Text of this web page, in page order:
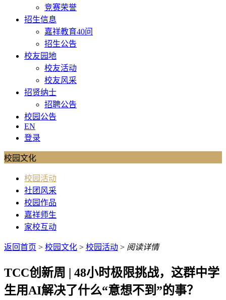
竞赛荣誉
招生信息
嘉祥教育40问
招生公告
校友园地
校友活动
校友风采
招贤纳士
招聘公告
校园公告
EN
登录
校园文化
校园活动
社团风采
校园作品
嘉祥师生
家校互动
返回首页 > 校园文化 > 校园活动 > 阅读详情
TCC创新周 | 48小时极限挑战，这群中学
生用AI解决了什么“意想不到”的事？